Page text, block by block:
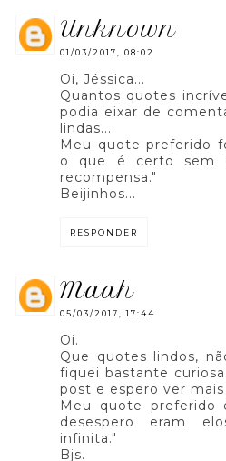
unknown
01/03/2017, 08:02
Oi, Jéssica...
Quantos quotes
podia eixar de
lindas...
Meu quote preferido
o que é certo sem
recompensa."
Beijinhos...
RESPONDER
maah
05/03/2017, 17:44
Oi.
Que quotes lindos,
fiquei bastante
post e espero ver
Meu quote
desespero eram
infinita."
Bjs.